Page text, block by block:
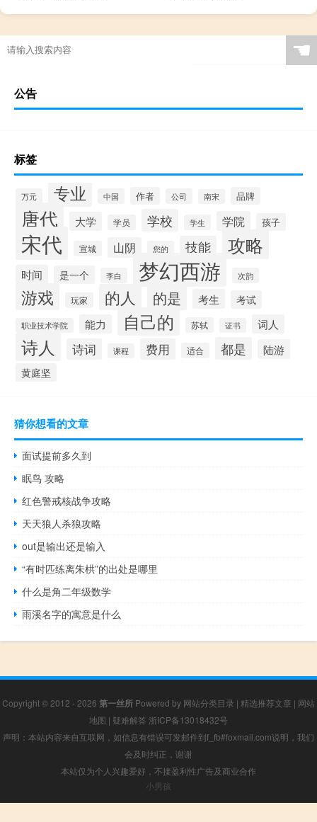
☚
公告
标签
万元 专业 中国 作者 公司 南宋 品牌
唐代 大学 学员 学校 学生 学院 孩子
宋代 宣城 山阴 您的 技能 攻略
时间 是一个 李白 梦幻西游 次韵
游戏 玩家 的人 的是 考生 考试
职业技术学院 能力 自己的 苏轼 证书 词人
诗人 诗词 课程 费用 适合 都是 陆游
黄庭坚
猜你想看的文章
面试提前多久到
眠鸟 攻略
红色警戒核战争攻略
天天狼人杀狼攻略
out是输出还是输入
“有时匹练离朱栱”的出处是哪里
什么是角二年级数学
雨溪名字的寓意是什么
Copyright © 2012 - 2026 第一丝所 Powered by 网站分类目录 | 精选推荐文章 | 网站
地图 | 疑难解答 浙ICP备13018432号
声明：本站内容来自互联网，如信息有错误可发邮件到f_fb#foxmail.com说明，我们
会及时纠正，谢谢
本站仅为个人兴趣爱好，不接盈利性广告及商业合作
小男孩